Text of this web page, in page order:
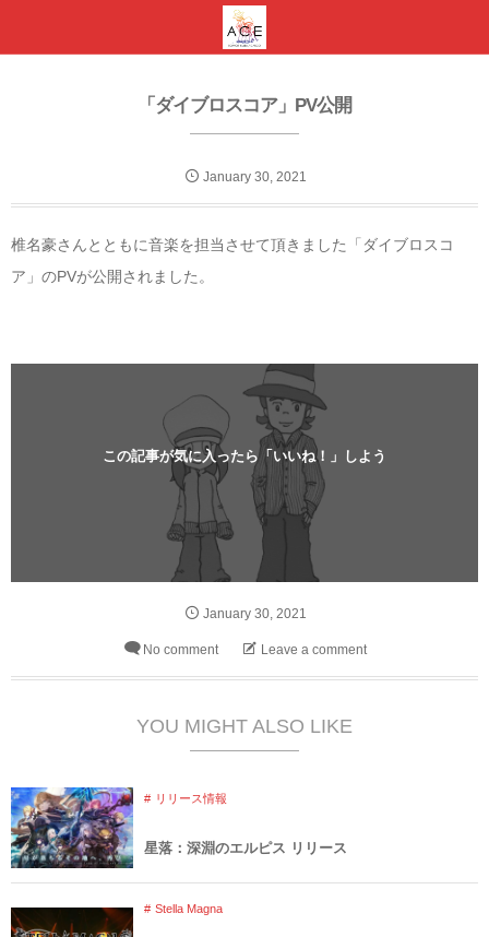
「ダイブロスコア」PV公開
January 30 2021
椎名豪さんとともに音楽を担当させて頂きました「ダイブロスコ
ア」のPVが公開されました。
この記事が気に入ったら「いいね！」しよう
January 30 2021
No comment Leave a comment
YOU MIGHT ALSO LIKE
リリース情報
星落：深淵のエルピス リリース
Stella Magna